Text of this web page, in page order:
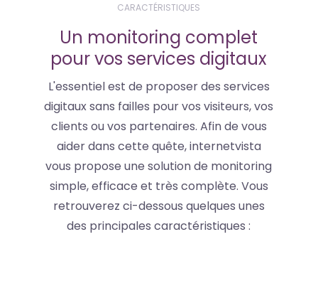
CARACTÉRISTIQUES
Un monitoring complet
pour vos services digitaux
L'essentiel est de proposer des services
digitaux sans failles pour vos visiteurs, vos
clients ou vos partenaires. Afin de vous
aider dans cette quête, internetvista
vous propose une solution de monitoring
simple, efficace et très complète. Vous
retrouverez ci-dessous quelques unes
des principales caractéristiques :